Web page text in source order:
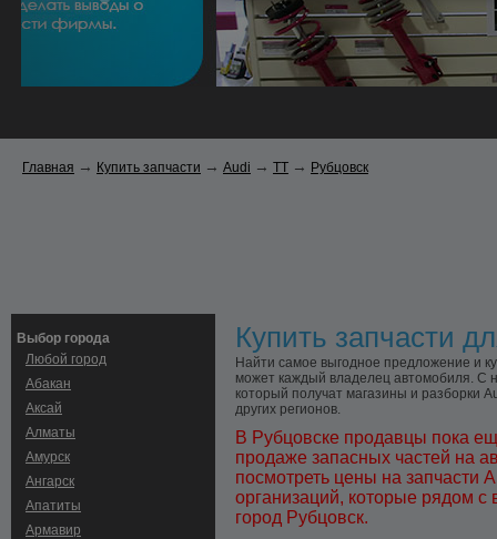
Главная → Купить запчасти → Audi → TT → Рубцовск
Выбор города
Любой город
Абакан
Аксай
Алматы
Амурск
Ангарск
Апатиты
Армавир
Купить запчасти
Найти самое выгодное предложение и
может каждый владелец автомобиля. С
который получат магазины и разборки
других регионов.
В Рубцовске продавцы пока
продаже запасных частей на
посмотреть цены на запчасти
организаций, которые рядом с
город Рубцовск.